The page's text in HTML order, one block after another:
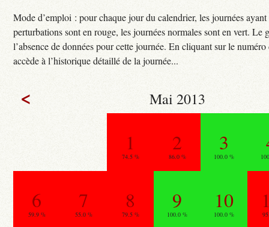
Mode d’emploi : pour chaque jour du calendrier, les journées
perturbations sont en rouge, les journées normales sont en vert. Le
l’absence de données pour cette journée. En cliquant sur le
accède à l’historique détaillé de la journée...
< Mai 2013
1
74.5 %
2
86.0 %
3
100.0 %
6
59.9 %
7
55.0 %
8
79.5 %
9
100.0 %
10
100.0 %